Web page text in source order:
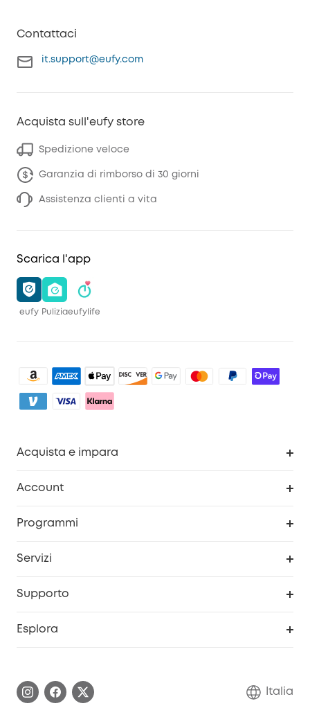
Contattaci
it.support@eufy.com
Acquista sull'eufy store
Spedizione veloce
Garanzia di rimborso di 30 giorni
Assistenza clienti a vita
Scarica l'app
eufy Puliziaeufylife
Acquista e impara
Account
Programmi
Servizi
Supporto
Esplora
Contattaci
Italia